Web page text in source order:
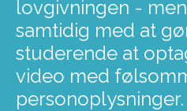
lovgivningen -
samtidig med at
studerende at
video med
personoplysninger.